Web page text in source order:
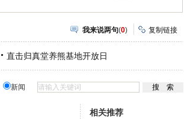
我来说两句(0) 复制链接
直击归真堂养熊基地开放日
新闻
相关推荐